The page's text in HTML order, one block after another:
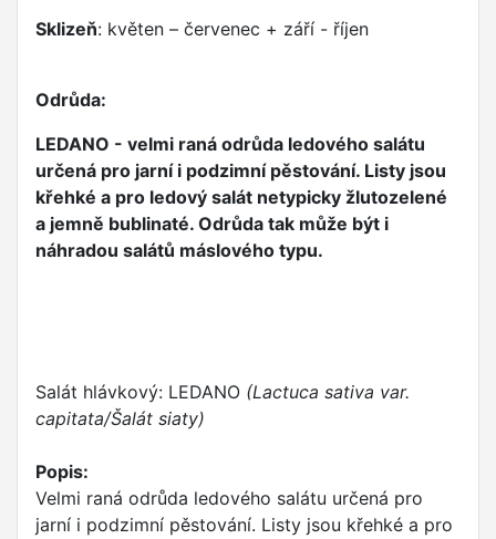
Sklizeň: květen – červenec + září - říjen
Odrůda:
LEDANO - velmi raná odrůda ledového salátu
určená pro jarní i podzimní pěstování. Listy jsou
křehké a pro ledový salát netypicky žlutozelené
a jemně bublinaté. Odrůda tak může být i
náhradou salátů máslového typu.
Salát hlávkový: LEDANO (Lactuca sativa var.
capitata/Šalát siaty)
Popis:
Velmi raná odrůda ledového salátu určená pro
jarní i podzimní pěstování. Listy jsou křehké a pro